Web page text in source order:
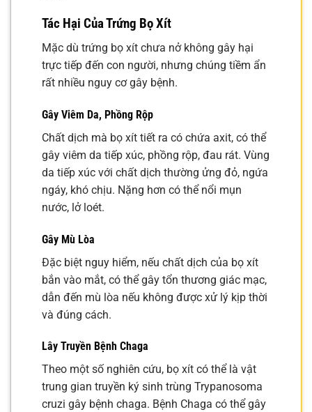
Tác Hại Của Trứng Bọ Xít
Mặc dù trứng bọ xít chưa nở không gây hại
trực tiếp đến con người, nhưng chúng tiềm ẩn
rất nhiều nguy cơ gây bệnh.
Gây Viêm Da, Phồng Rộp
Chất dịch mà bọ xít tiết ra có chứa axit, có thể
gây viêm da tiếp xúc, phồng rộp, đau rát. Vùng
da tiếp xúc với chất dịch thường ửng đỏ, ngứa
ngáy, khó chịu. Nặng hơn có thể nổi mụn
nước, lở loét.
Gây Mù Lòa
Đặc biệt nguy hiểm, nếu chất dịch của bọ xít
bắn vào mắt, có thể gây tổn thương giác mạc,
dẫn đến mù lòa nếu không được xử lý kịp thời
và đúng cách.
Lây Truyền Bệnh Chaga
Theo một số nghiên cứu, bọ xít có thể là vật
trung gian truyền ký sinh trùng Trypanosoma
cruzi gây bệnh chaga. Bệnh Chaga có thể gây